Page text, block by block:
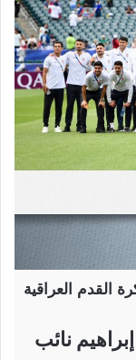
العراقية
نائب